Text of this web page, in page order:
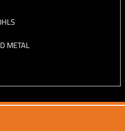
METAL